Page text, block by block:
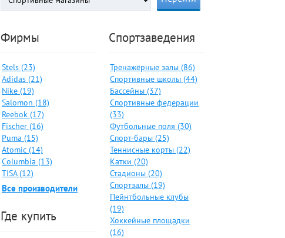
Фирмы
Stels (23)
Adidas (21)
Nike (19)
Salomon (18)
Reebok (17)
Fischer (16)
Puma (15)
Atomic (14)
Columbia (13)
TISA (12)
Все производители
Где купить
Спортзаведения
Тренажёрные залы (86)
Спортивные школы (44)
Бассейны (37)
Спортивные федерации
(33)
Футбольные поля (30)
Спорт-бары (25)
Теннисные корты (22)
Катки (20)
Стадионы (20)
Спортзалы (19)
Пейнтбольные клубы
(19)
Хоккейные площадки
(16)